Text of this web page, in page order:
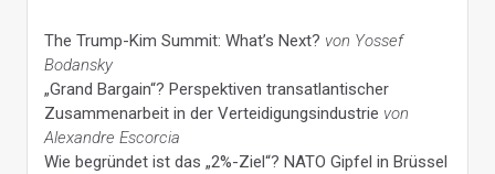
The Trump-Kim Summit: What’s Next? von Yossef
Bodansky
„Grand Bargain“? Perspektiven transatlantischer
Zusammenarbeit in der Verteidigungsindustrie von
Alexandre Escorcia
Wie begründet ist das „2%-Ziel“? NATO Gipfel in Brüssel